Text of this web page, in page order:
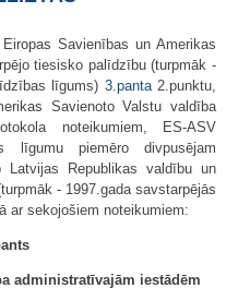
Savienības un Amerikas
tiesisko palīdzību (turpmāk -
līgums) 3.panta2.punktu,
Savienoto Valstu valdība
noteikumiem, ES-ASV
līgumu piemēro divpusējam
Latvijas Republikas valdību un
- 1997.gada savstarpējās
ar sekojošiem noteikumiem:
administratīvajām iestādēm